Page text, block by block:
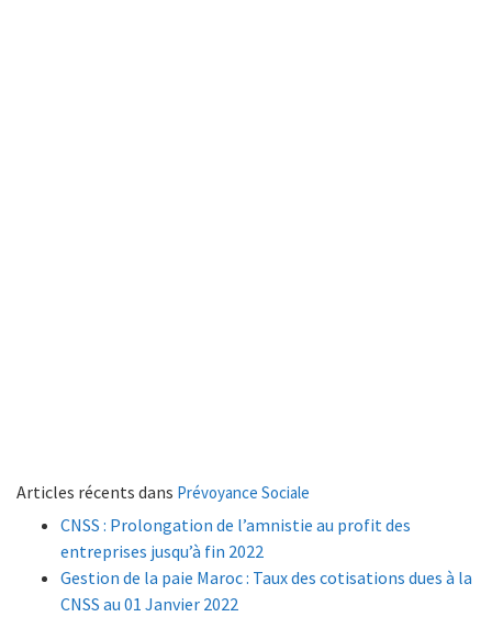
Articles récents dans Prévoyance Sociale
CNSS : Prolongation de l’amnistie au profit des
entreprises jusqu’à fin 2022
Gestion de la paie Maroc : Taux des cotisations dues à la
CNSS au 01 Janvier 2022